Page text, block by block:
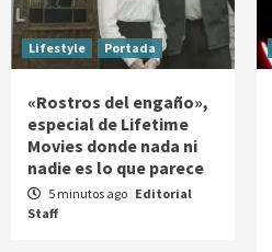
Lifestyle Portada
«Rostros del engaño»,
especial de Lifetime
Movies donde nada ni
nadie es lo que parece
5 minutos ago Editorial
Staff